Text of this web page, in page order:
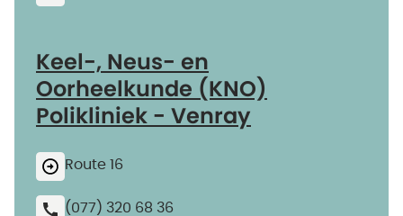
Keel-, Neus- en
Oorheelkunde (KNO)
Polikliniek - Venray
Route 16
(077) 320 68 36